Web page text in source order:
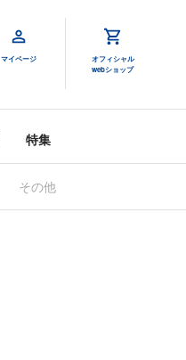
マイページ
オフィシャル
webショップ
特集
その他